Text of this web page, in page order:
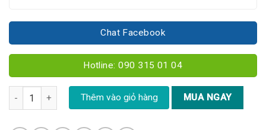
Chat Facebook
Hotline: 090 315 01 04
Bó hoa cẩm tú cầu mix size XL - V18 số lượng
Thêm vào giỏ hàng MUA NGAY